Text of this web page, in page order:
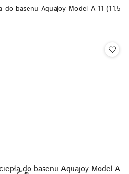
do basenu Aquajoy Model A 11 (11.5